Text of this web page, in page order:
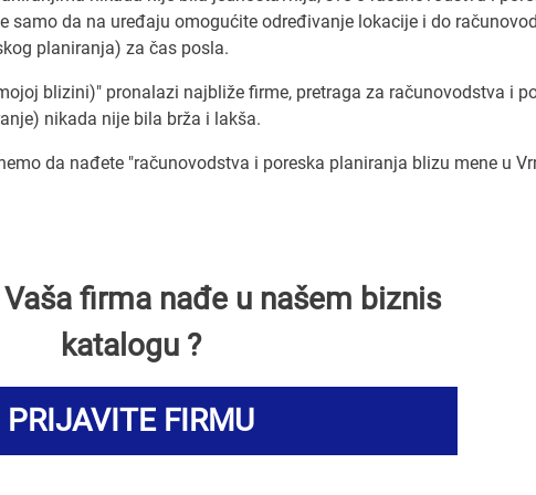
samo da na uređaju omogućite određivanje lokacije i do
planiranja) za čas posla.
blizini)" pronalazi najbliže firme, pretraga za računovodstva i
nikada nije bila brža i lakša.
da nađete "računovodstva i poreska planiranja blizu mene u
firma nađe u našem biznis
katalogu ?
PRIJAVITE FIRMU